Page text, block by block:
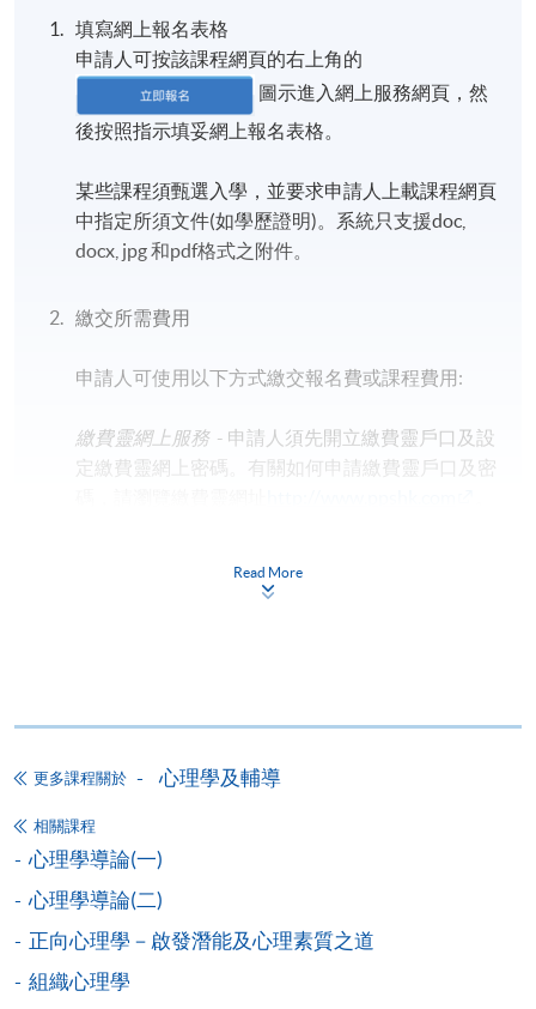
填寫網上報名表格
申請人可按該課程網頁的右上角的
圖示進入網上服務網頁，然
後按照指示填妥網上報名表格。
某些課程須甄選入學，並要求申請人上載課程網頁
中指定所須文件(如學歷證明)。系統只支援doc,
docx, jpg 和pdf格式之附件。
繳交所需費用
申請人可使用以下方式繳交報名費或課程費用:
繳費靈網上服務- 申請人須先開立繳費靈戶口及設
定繳費靈網上密碼。有關如何申請繳費靈戶口及密
Mastercard（包括「香港大學專業進修學院
申請/報讀指南 :
-短期課程
-個別學歷頒授課程
Read More
更多課程關於 心理學及輔導
相關課程
心理學導論(一)
心理學導論(二)
正向心理學－啟發潛能及心理素質之道
組織心理學